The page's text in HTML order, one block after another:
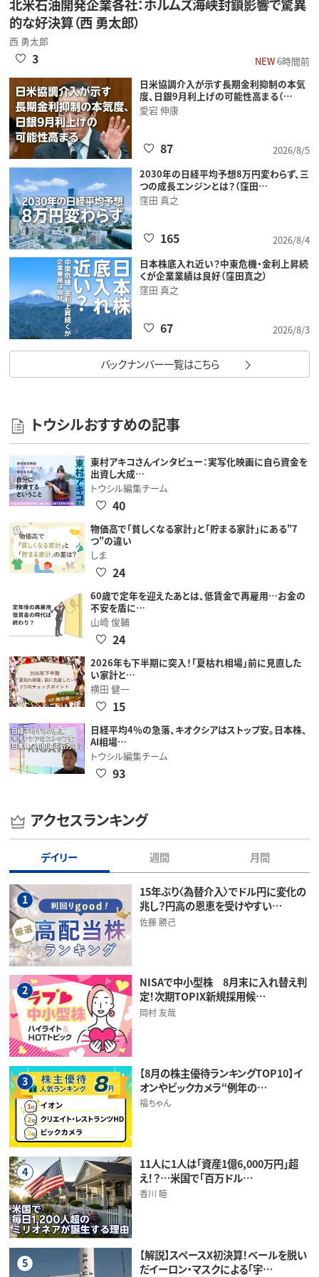
北米石油開発企業各社：ホルムズ海峡封鎖影響で驚異
的な好決算（西 勇太郎）
西 勇太郎
NEW6時間前
3
日米協調介入が示す長期金利抑制の本気
度、日銀9月利上げの可能性高まる（…
愛宕 伸康
2026/8/5
87
2030年の日経平均予想8万円変わらず、三
つの成長エンジンとは？（窪田…
窪田 真之
2026/8/4
165
日本株底入れ近い？中東危機・金利上昇続
くが企業業績は良好（窪田真之）
窪田 真之
2026/8/3
67
バックナンバー一覧はこちら
トウシルおすすめの記事
東村アキコさんインタビュー：実写化映画に自ら資金を
出資し大成…
トウシル編集チーム
40
物価高で「貧しくなる家計」と「貯まる家計」にある"7
つ"の違い
しま
24
60歳で定年を迎えたあとは、低賃金で再雇用…お金の
不安を盾に…
山崎 俊輔
24
2026年も下半期に突入！「夏枯れ相場」前に見直した
い家計と…
横田 健一
15
日経平均4％の急落、キオクシアはストップ安。日本株、
AI相場…
トウシル編集チーム
93
アクセスランキング
デイリー 週間 月間
1
15年ぶり〈為替介入〉でドル円に変化の
兆し？円高の恩恵を受けやすい…
佐藤 勝己
2
NISAで中小型株 8月末に入れ替え判
定！次期TOPIX新規採用候…
岡村 友哉
3
【8月の株主優待ランキングTOP10】イ
オンやビックカメラ“例年の…
福ちゃん
4
11人に1人は「資産1億6,000万円」超
え！？…米国で「百万ドル…
香川 睦
5
【解説】スペースX初決算！ベールを脱い
だイーロン・マスクによる「宇…